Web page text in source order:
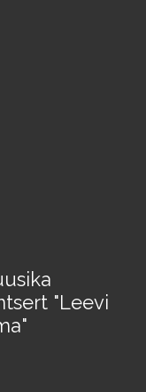
"Leevi